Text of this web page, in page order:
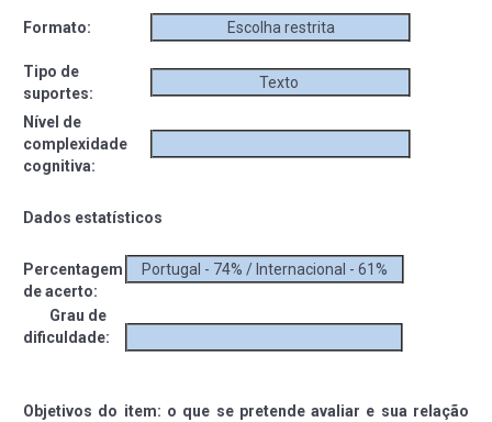
Formato: Escolha restrita
Tipo de
suportes:
Texto
Nível de
complexidade
cognitiva:
Dados estatísticos
Percentagem
de acerto:
Portugal - 74% / Internacional - 61%
Grau de
dificuldade:
Objetivos do item: o que se pretende avaliar e sua relação